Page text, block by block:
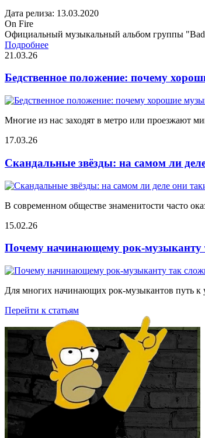
Дата релиза: 13.03.2020
On Fire
Официальный музыкальный альбом группы
Подробнее
21.03.26
Бедственное положение: почему
Многие из нас заходят в метро или проезжают
17.03.26
Скандальные звёзды: на самом ли
В современном обществе знаменитости часто
15.02.26
Почему начинающему рок-музыканту
Для многих начинающих рок-музыкантов путь
Перейти к статьям